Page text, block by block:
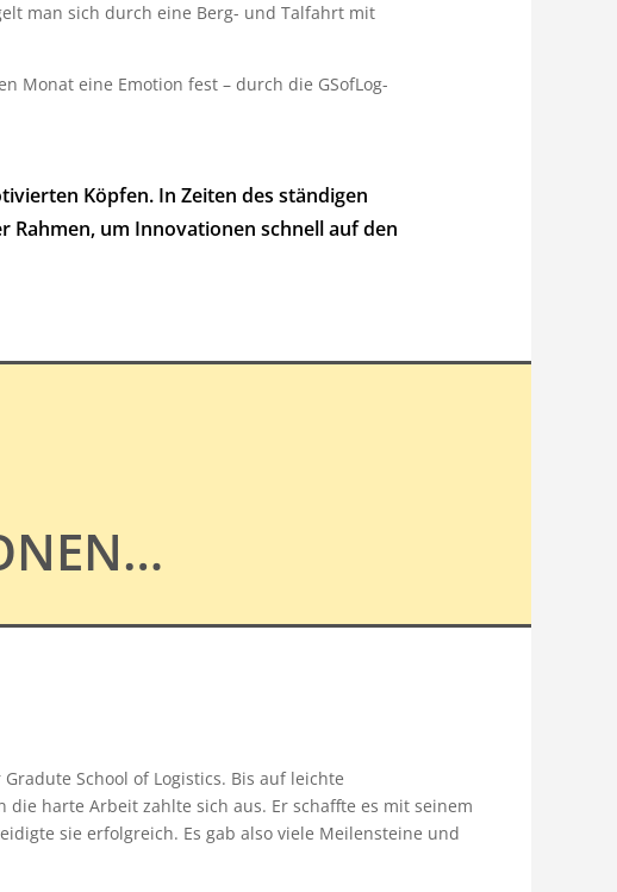
man sich durch eine Berg- und Talfahrt mit
eine Emotion fest – durch die GSofLog-
Köpfen. In Zeiten des ständigen
Rahmen, um Innovationen schnell auf den
School of Logistics. Bis auf leichte
harte Arbeit zahlte sich aus. Er schaffte es mit seinem
sie erfolgreich. Es gab also viele Meilensteine und